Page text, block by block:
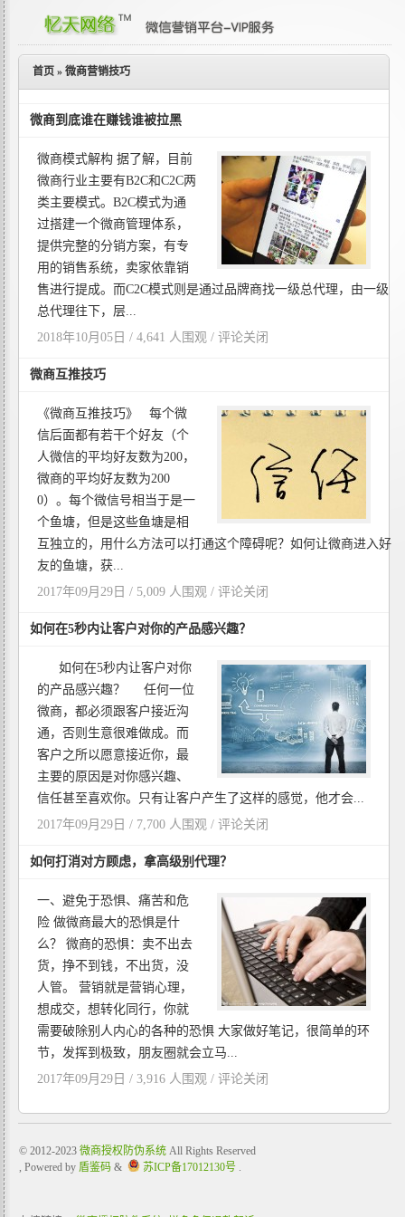
首页 » 微商营销技巧
微商到底谁在赚钱谁被拉黑
微商模式解构 据了解，目前
微商行业主要有B2C和C2C两
类主要模式。B2C模式为通
过搭建一个微商管理体系，
提供完整的分销方案，有专
用的销售系统，卖家依靠销
售进行提成。而C2C模式则是通过品牌商找一级总代理，由一级
总代理往下，层...
2018年10月05日 / 4,641 人围观 / 评论关闭
微商互推技巧
《微商互推技巧》 每个微
信后面都有若干个好友（个
人微信的平均好友数为200，
微商的平均好友数为200
0）。每个微信号相当于是一
个鱼塘，但是这些鱼塘是相
互独立的，用什么方法可以打通这个障碍呢？如何让微商进入好
友的鱼塘，获...
2017年09月29日 / 5,009 人围观 / 评论关闭
如何在5秒内让客户对你的产品感兴趣？
如何在5秒内让客户对你
的产品感兴趣？ 任何一位
微商，都必须跟客户接近沟
通，否则生意很难做成。而
客户之所以愿意接近你，最
主要的原因是对你感兴趣、
信任甚至喜欢你。只有让客户产生了这样的感觉，他才会...
2017年09月29日 / 7,700 人围观 / 评论关闭
如何打消对方顾虑，拿高级别代理？
一、避免于恐惧、痛苦和危
险 做微商最大的恐惧是什
么？ 微商的恐惧：卖不出去
货，挣不到钱，不出货，没
人管。 营销就是营销心理，
想成交，想转化同行，你就
需要破除别人内心的各种的恐惧 大家做好笔记，很简单的环
节，发挥到极致，朋友圈就会立马...
2017年09月29日 / 3,916 人围观 / 评论关闭
© 2012-2023 微商授权防伪系统 All Rights Reserved
, Powered by 盾鉴码 & 苏ICP备17012130号 .